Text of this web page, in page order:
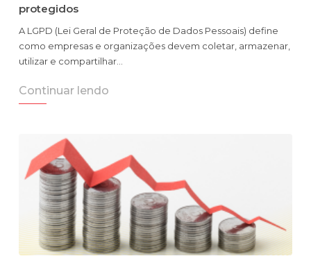
protegidos
A LGPD (Lei Geral de Proteção de Dados Pessoais) define
como empresas e organizações devem coletar, armazenar,
utilizar e compartilhar…
Continuar lendo